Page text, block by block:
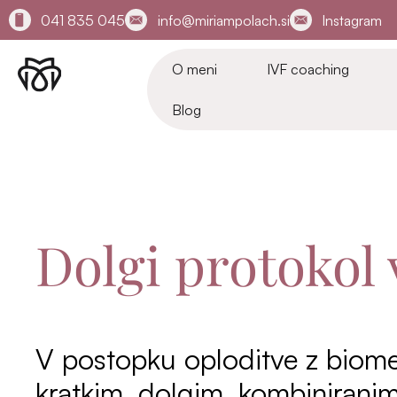
041 835 045 info@miriampolach.si Instagram
O meni IVF coaching
Blog
Dolgi protokol
V postopku oploditve z